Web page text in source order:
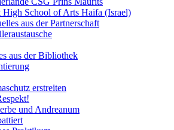
High School of Arts Haifa (Israel)
aus der Partnerschaft
aus der Bibliothek
erstreiten
und Andreanum